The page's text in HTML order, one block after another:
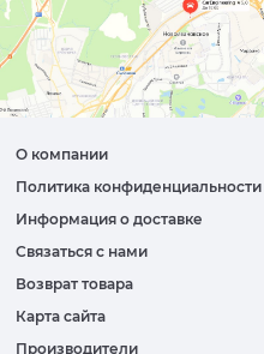
О компании
Политика конфиденциальности
Информация о доставке
Связаться с нами
Возврат товара
Карта сайта
Производители